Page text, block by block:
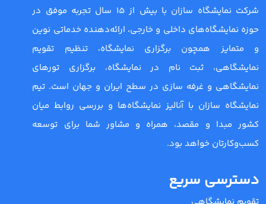
شرکت نمایشگاه سازان با بیش از 15 سال تجربه موفق در
حوزه نمایشگاه‌های داخلی و خارجی، ارائه‌دهنده خدماتی نوین
و متمایز همچون برگزاری نمایشگاه، تنظیم تقویم
نمایشگاهی، ثبت نام در نمایشگاه، برگزاری تورهای
نمایشگاهی و غرفه سازی در سطح ایران و جهان است. تیم
نمایشگاه سازان با آنالیز نمایشگاه‌ها و بررسی روابط میان
کشور مبدا و مقصد، همراه و مشاور شما برای توسعه
کسب‌وکارتان خواهد بود.
دسترسی سریع